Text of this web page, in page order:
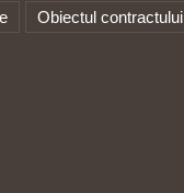
Obiectul contractului